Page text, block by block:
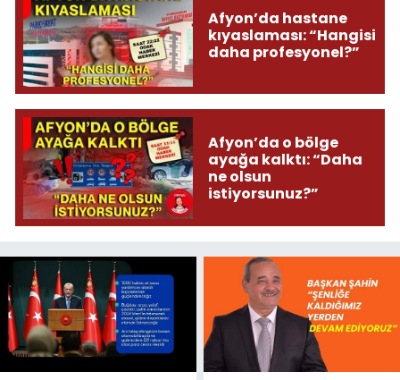
Afyon’da hastane
kıyaslaması: “Hangisi
daha profesyonel?”
Afyon’da o bölge
ayağa kalktı: “Daha
ne olsun
istiyorsunuz?”